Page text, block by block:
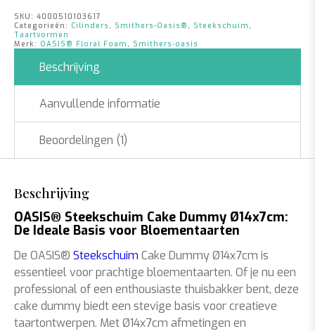
|
4
stuks
aantal
SKU: 4000510103617
Categorieën: Cilinders , Smithers-Oasis® , Steekschuim ,
Taartvormen
Merk: OASIS® Floral Foam , Smithers‑oasis
Beschrijving
Aanvullende informatie
Beoordelingen (1)
Beschrijving
OASIS® Steekschuim Cake Dummy Ø14x7cm:
De Ideale Basis voor Bloementaarten
De OASIS® Steekschuim Cake Dummy Ø14x7cm is
essentieel voor prachtige bloementaarten. Of je nu een
professional of een enthousiaste thuisbakker bent, deze
cake dummy biedt een stevige basis voor creatieve
taartontwerpen. Met Ø14x7cm afmetingen en